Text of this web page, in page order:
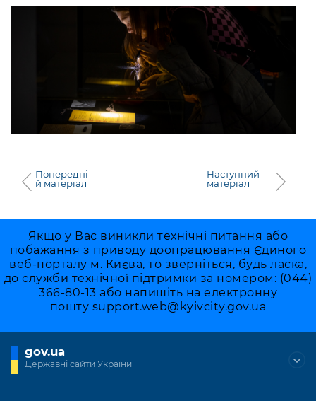
Попередні
й матеріал
Наступний
матеріал
Якщо у Вас виникли технічні питання або
побажання з приводу доопрацювання Єдиного
веб-порталу м. Києва, то зверніться, будь ласка,
до служби технічної підтримки за номером: (044)
366-80-13 або напишіть на електронну
пошту support.web@kyivcity.gov.ua
gov.ua
Державні сайти України